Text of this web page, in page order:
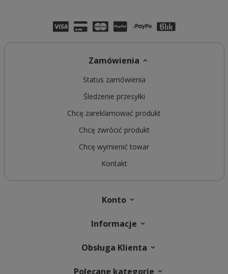
Zamówienia
Status zamówienia
Śledzenie przesyłki
Chcę zareklamować produkt
Chcę zwrócić produkt
Chcę wymienić towar
Kontakt
Konto
Informacje
Obsługa Klienta
Polecane kategorie